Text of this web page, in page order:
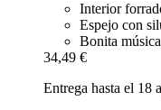
Interior
Espejo con
Bonita música
34,49 €
Entrega hasta el 18